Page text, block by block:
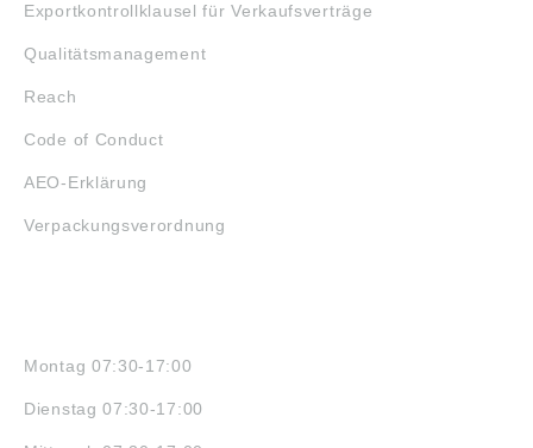
Exportkontrollklausel für Verkaufsverträge
Qualitätsmanagement
Reach
Code of Conduct
AEO-Erklärung
Verpackungsverordnung
Montag 07:30-17:00
Dienstag 07:30-17:00